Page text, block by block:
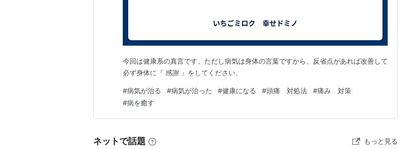
今回は健康系の真言です。ただし病気は身体の言葉ですから、反省点があれば改善して
必ず身体に『 感謝 』をしてください。
#病気が治る #病気が治った #健康になる #頭痛 対処法 #痛み 対策
#病を癒す
ネットで話題 もっと見る